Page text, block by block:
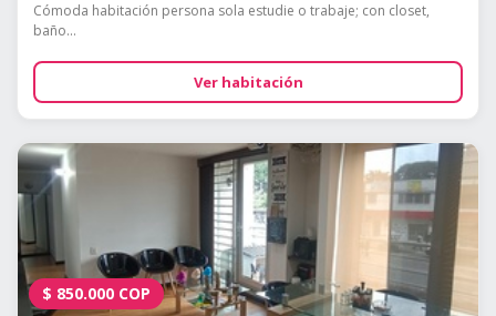
Cómoda habitación persona sola estudie o trabaje; con closet,
baño...
Ver habitación
$ 850.000 COP